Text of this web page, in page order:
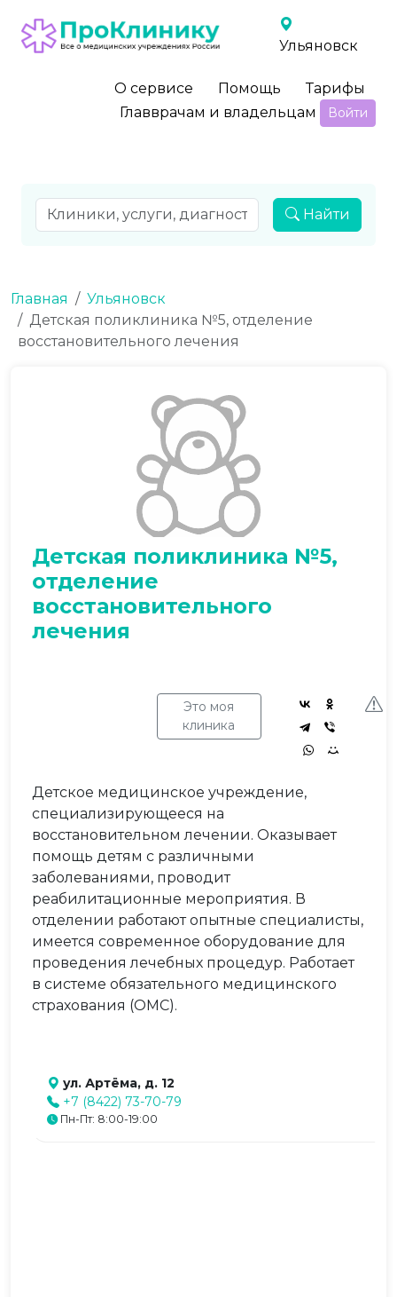
Ульяновск
О сервисе Помощь
Тарифы
Главврачам и владельцам
Войти
Найти
Главная
Ульяновск
Детская поликлиника №5, отделение
восстановительного лечения
Детская поликлиника №5,
отделение
восстановительного
лечения
Это моя
клиника
Детское медицинское учреждение,
специализирующееся на
восстановительном лечении. Оказывает
помощь детям с различными
заболеваниями, проводит
реабилитационные мероприятия. В
отделении работают опытные специалисты,
имеется современное оборудование для
проведения лечебных процедур. Работает
в системе обязательного медицинского
страхования (ОМС).
ул. Артёма, д. 12
+7 (8422) 73-70-79
Пн-Пт: 8:00-19:00